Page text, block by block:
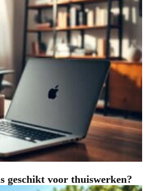
geschikt voor thuiswerken?